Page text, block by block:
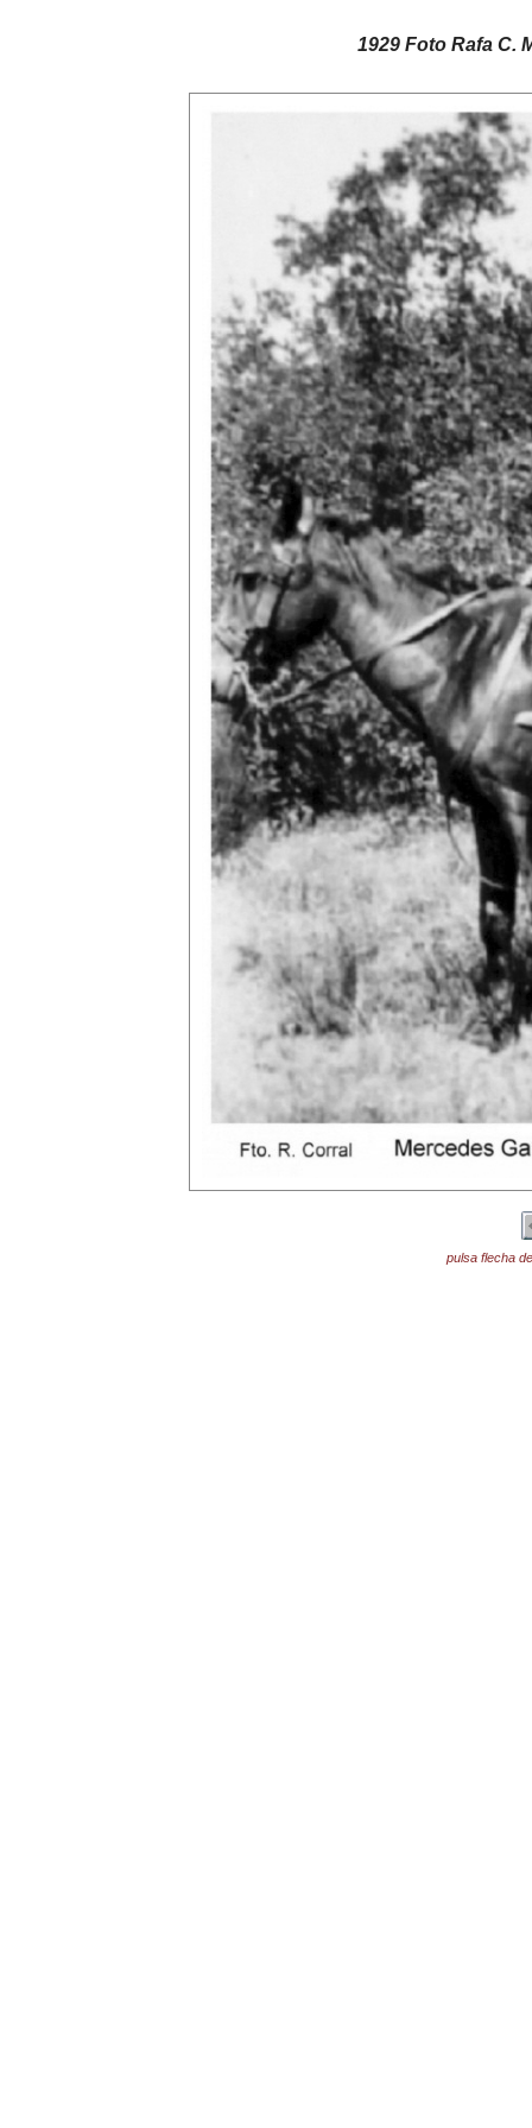
1929 Foto Rafa C.
pulsa flecha